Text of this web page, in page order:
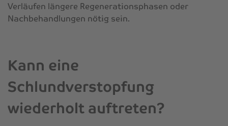
Verläufen längere Regenerationsphasen oder
Nachbehandlungen nötig sein.
Kann eine
Schlundverstopfung
wiederholt auftreten?